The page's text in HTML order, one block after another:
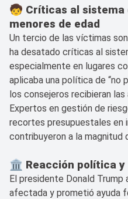
🧒 Críticas al
menores de edad
Un tercio de las víctimas
ha desatado críticas al
especialmente en lugares
aplicaba una política de “no
los consejeros recibieran
Expertos en gestión de
recortes presupuestales en
contribuyeron a la magnitud
🏛️ Reacción política y
El presidente Donald Trump
afectada y prometió ayuda